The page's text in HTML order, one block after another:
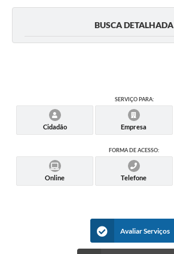
EDOB
Visite Barbacena
Divulgação de Vagas SEDUC
PCA (Planos de Contratações Anuais)
BUSCA DETALHADA
SERVIÇO PARA:
Cidadão Empresa
FORMA DE ACESSO:
Online Telefone
Avaliar Serviços